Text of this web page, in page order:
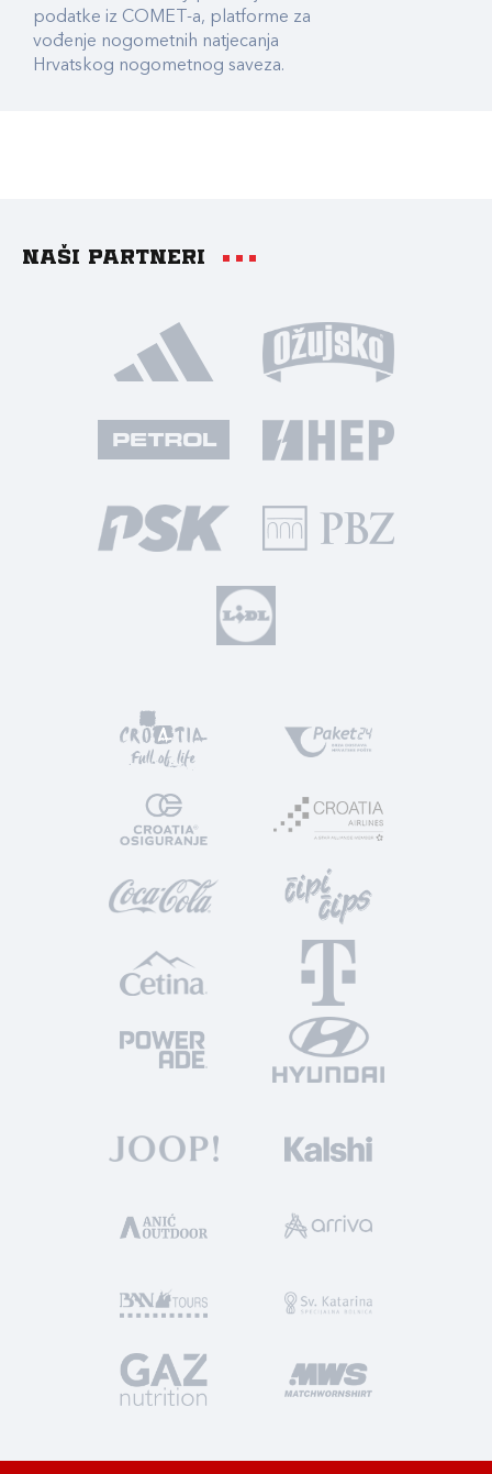
podatke iz COMET-a, platforme za
vođenje nogometnih natjecanja
Hrvatskog nogometnog saveza.
Naši partneri